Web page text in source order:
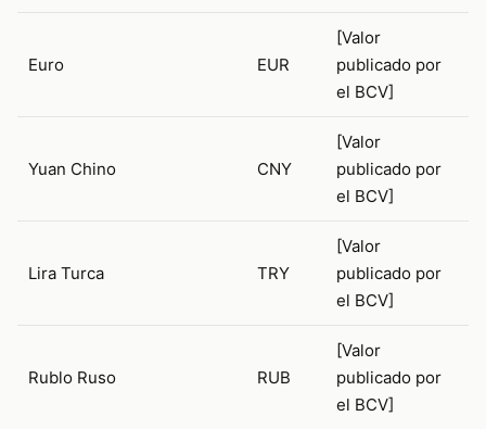
Euro EUR
[Valor
publicado por
el BCV]
Yuan Chino CNY
[Valor
publicado por
el BCV]
Lira Turca TRY
[Valor
publicado por
el BCV]
Rublo Ruso RUB
[Valor
publicado por
el BCV]